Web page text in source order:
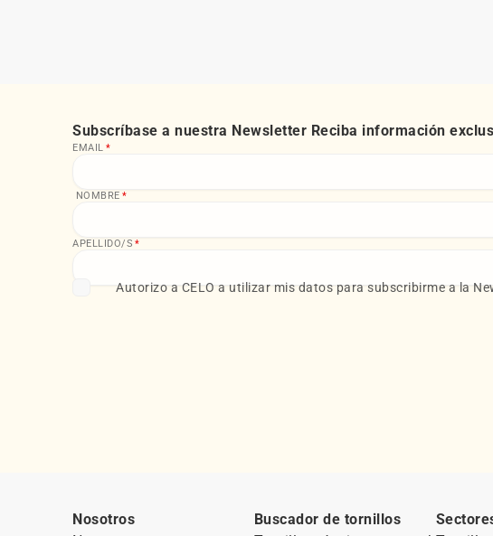
Subscríbase a nuestra Newsletter Reciba información
EMAIL *
NOMBRE *
APELLIDO/S *
Autorizo a CELO a utilizar mis datos para subscribirme a la
Nosotros
Buscador de tornillos